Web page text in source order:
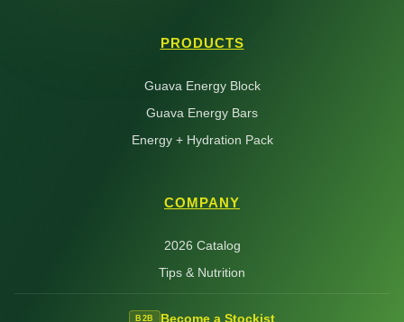
PRODUCTS
Guava Energy Block
Guava Energy Bars
Energy + Hydration Pack
COMPANY
2026 Catalog
Tips & Nutrition
B2B Become a Stockist